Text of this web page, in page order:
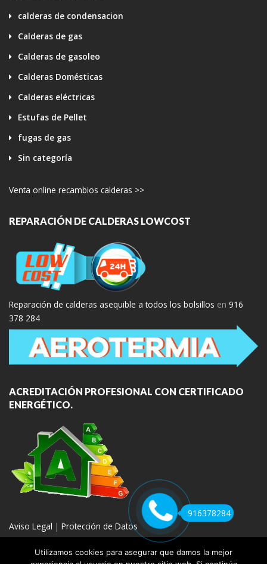
calderas de condensacion
Calderas de gas
Calderas de gasoleo
Calderas Domésticas
Calderas eléctricas
Estufas de Pellet
fugas de gas
Sin categoría
Venta online recambios calderas >>
REPARACIÓN DE CALDERAS LOWCOST
Reparación de calderas asequible a todos los bolsillos en 916
378 284
ACREDITACIÓN PROFESIONAL CON CERTIFICADO
ENERGÉTICO.
Aviso Legal | Protección de Datos
Utilizamos cookies para asegurar que damos la mejor
916378284